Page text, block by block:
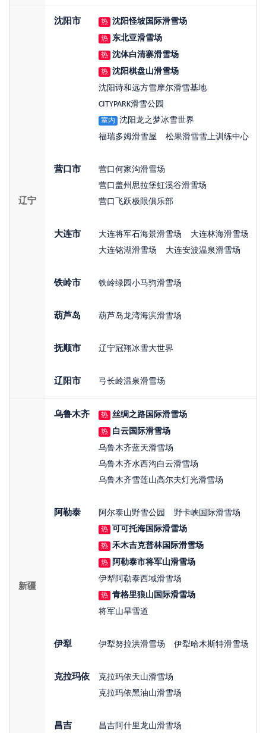
辽宁
沈阳市 热 沈阳怪坡国际滑雪场
热 东北亚滑雪场
热 沈体白清寨滑雪场
热 沈阳棋盘山滑雪场
沈阳诗和远方雪摩尔滑雪基地
CITYPARK滑雪公园
室内
沈阳龙之梦冰雪世界
福瑞多姆滑雪屋
松果滑雪雪上训练中心
营口市
营口何家沟滑雪场
营口盖州思拉堡虹溪谷滑雪场
营口飞跃极限俱乐部
大连市 大连将军石海景滑雪场
大连林海滑雪场
大连铭湖滑雪场
大连安波温泉滑雪场
铁岭市 铁岭绿园小马驹滑雪场
葫芦岛 葫芦岛龙湾海滨滑雪场
抚顺市 辽宁冠翔冰雪大世界
辽阳市 弓长岭温泉滑雪场
新疆
乌鲁木齐 热 丝绸之路国际滑雪场
热
白云国际滑雪场
乌鲁木齐蓝天滑雪场
乌鲁木齐水西沟白云滑雪场
乌鲁木齐雪莲山高尔夫灯光滑雪场
阿勒泰 阿尔泰山野雪公园 野卡峡国际滑雪场
热 可可托海国际滑雪场
热 禾木吉克普林国际滑雪场
热
阿勒泰市将军山滑雪场
伊犁阿勒泰西域滑雪场
热 青格里狼山国际滑雪场
将军山旱雪道
伊犁 伊犁努拉洪滑雪场 伊犁哈木斯特滑雪场
克拉玛依
克拉玛依天山滑雪场
克拉玛依黑油山滑雪场
昌吉 昌吉阿什里龙山滑雪场